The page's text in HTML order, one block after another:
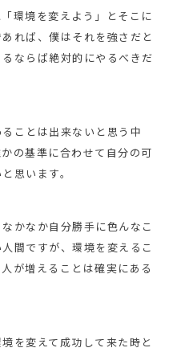
環境を変えよう」とそこに
れば、僕はそれを強さだと
ならば絶対的にやるべきだ
ことは出来ないと思う中
の基準に合わせて自分の可
思います。
かなか自分勝手に色んなこ
間ですが、環境を変えるこ
が増えることは確実にある
を変えて成功して来た時と